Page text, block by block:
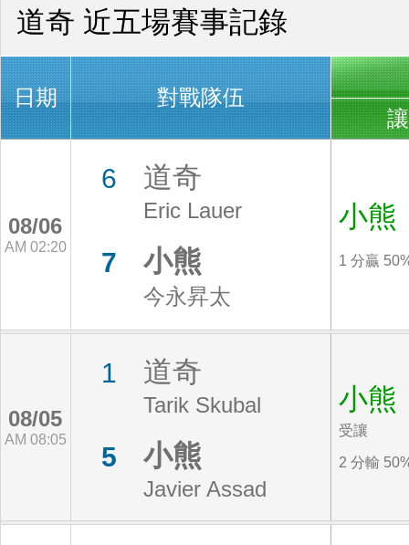
道奇 近五場賽事記錄
日期
對戰隊伍
08/06
AM 02:20
6 道奇
Eric Lauer
7 小熊
今永昇太
小熊
1 分贏
08/05
AM 08:05
1 道奇
Tarik Skubal
5 小熊
Javier Assad
小熊
受讓
2 分輸